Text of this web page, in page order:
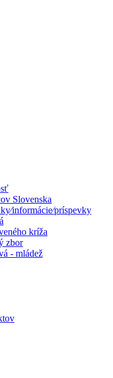
Slovenska
kríža
zbor
- mládež